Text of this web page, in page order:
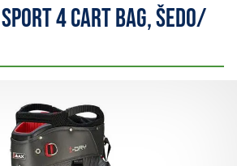
Sport 4 cart bag, šedo/